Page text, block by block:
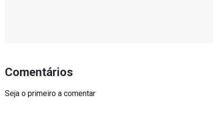
Comentários
Seja o primeiro a comentar